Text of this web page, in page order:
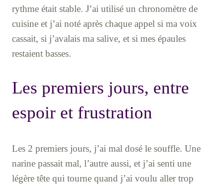
rythme était stable. J’ai utilisé un chronomètre de
cuisine et j’ai noté après chaque appel si ma voix
cassait, si j’avalais ma salive, et si mes épaules
restaient basses.
Les premiers jours, entre
espoir et frustration
Les 2 premiers jours, j’ai mal dosé le souffle. Une
narine passait mal, l’autre aussi, et j’ai senti une
légère tête qui tourne quand j’ai voulu aller trop